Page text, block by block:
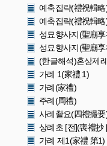
예축집략(禮祝輯略
예축집략(禮祝輯略
성묘향사지(聖廟
성묘향사지(聖廟
(한글해석)혼상제
가례 1(家禮 1)
가례(家禮)
주례(周禮)
사례촬요(四禮撮要
상례초 [전](喪禮抄
가례 제1(家禮 第1)